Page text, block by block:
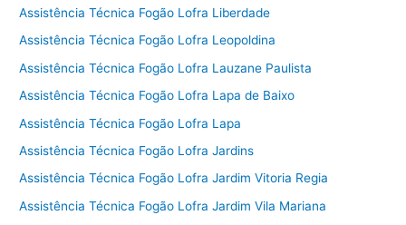
Assistência Técnica Fogão Lofra Liberdade
Assistência Técnica Fogão Lofra Leopoldina
Assistência Técnica Fogão Lofra Lauzane Paulista
Assistência Técnica Fogão Lofra Lapa de Baixo
Assistência Técnica Fogão Lofra Lapa
Assistência Técnica Fogão Lofra Jardins
Assistência Técnica Fogão Lofra Jardim Vitoria Regia
Assistência Técnica Fogão Lofra Jardim Vila Mariana